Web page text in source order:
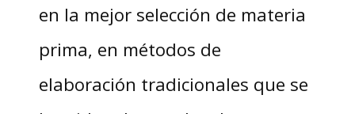
en la mejor selección de materia
prima, en métodos de
elaboración tradicionales que se